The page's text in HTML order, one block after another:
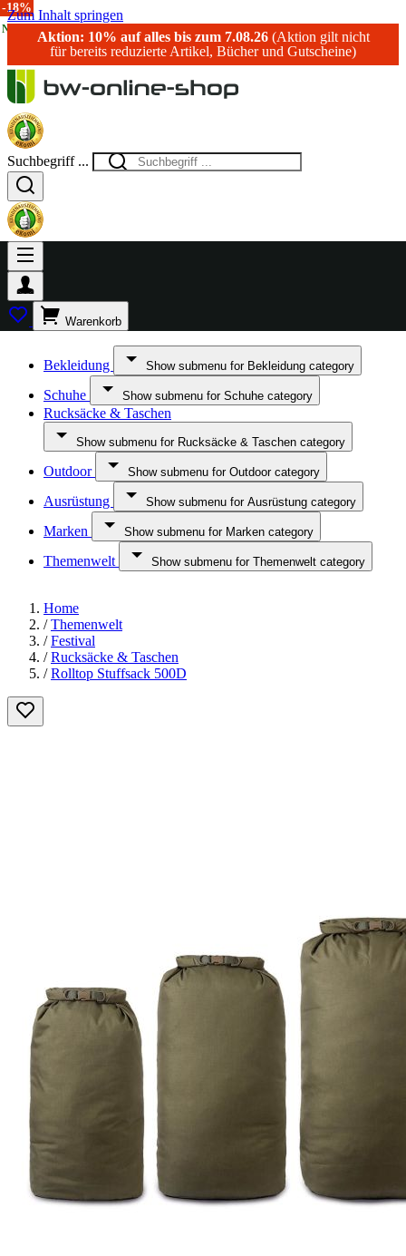
Zum Inhalt springen
Aktion: 10% auf alles bis zum 7.08.26(Aktion gilt nicht
für bereits reduzierte Artikel, Bücher und Gutscheine)
Suchbegriff ...
Warenkorb
Bekleidung Show submenu for Bekleidung category
Schuhe Show submenu for Schuhe category
Rucksäcke & Taschen
Show submenu for Rucksäcke & Taschen category
Outdoor Show submenu for Outdoor category
Ausrüstung Show submenu for Ausrüstung category
Marken Show submenu for Marken category
Themenwelt Show submenu for Themenwelt category
Home
/ Themenwelt
/ Festival
/ Rucksäcke & Taschen
/ Rolltop Stuffsack 500D
-40%
-42%
NEU!
-25%
-18%